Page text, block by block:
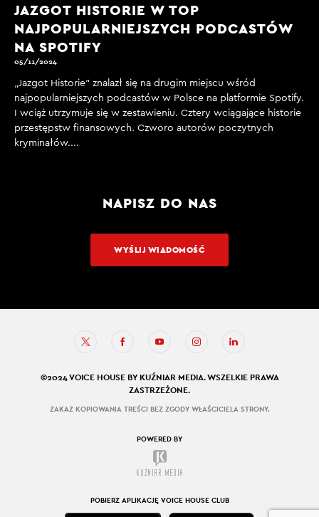
JAZGOT HISTORIE W TOP
NAJPOPULARNIEJSZYCH PODCASTÓW
NA SPOTIFY
05/11/2024
„Jazgot Historie” znalazł się na drugim miejscu wśród
najpopularniejszych podcastów w Polsce na platformie Spotify.
I wciąż utrzymuje się w zestawieniu. Cztery wciągające historie
przestępstw finansowych. Czworo autorów poczytnych
kryminałów....
NAPISZ DO NAS
WYŚLIJ WIADOMOŚĆ
©2024 VOICE HOUSE BY KUŹNIAR MEDIA. WSZELKIE PRAWA
ZASTRZEŻONE.
ZAKAZ KOPIOWANIA TREŚCI BEZ ZGODY WŁAŚCICIELA STRONY.
POWERED BY
POBIERZ APLIKACJĘ VOICE HOUSE CLUB